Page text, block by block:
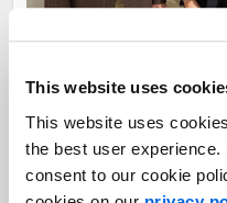
This website uses
This website uses
the best user
consent to our cookie